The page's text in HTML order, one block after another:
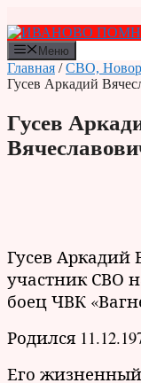
к
содержимому
Меню
Главная /СВО,
Гусев Аркадий
Гусев
Гусев Аркадий
участник СВО
боец ЧВК
Родился
Его жизненный